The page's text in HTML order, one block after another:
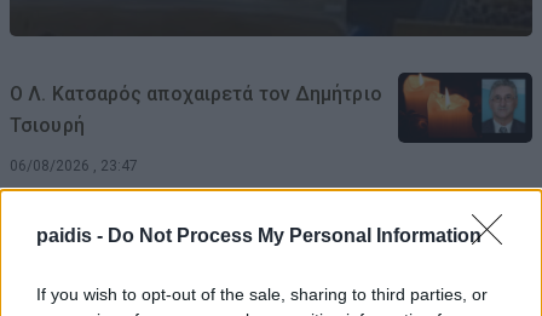
paidis - Do Not Process My Personal Information
If you wish to opt-out of the sale, sharing to third parties, or
Ο Λ. Κατσαρός αποχαιρετά τον Δημήτριο
Τσιουρή
06/08/2026 , 23:47
Κάλυψη κενών θέσεων στο Πρότυπο ΓΕΛ
06/08/2026 , 23:33